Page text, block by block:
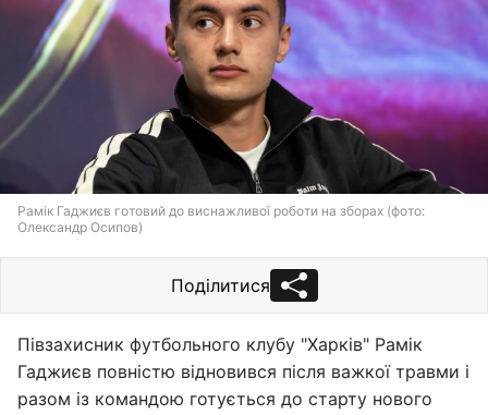
Рамік Гаджиєв готовий до виснажливої роботи на зборах (фото:
Олександр Осипов)
Поділитися
Півзахисник футбольного клубу "Харків" Рамік
Гаджиєв повністю відновився після важкої травми і
разом із командою готується до старту нового